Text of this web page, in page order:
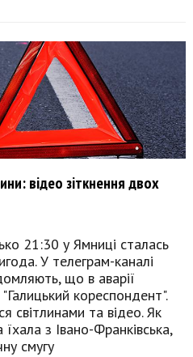
відео зіткнення двох
21:30 у Ямниці сталась
У телеграм-каналі
що в аварії
кореспондент".
світлинами та відео. Як
з Івано-Франківська,
смугу